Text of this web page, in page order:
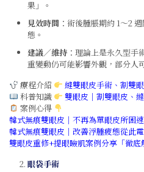
果」。
見效時間 ：術後腫脹期約 1～2
態。
建議／維持 ：理論上是永久型
重變動仍可能影響外觀，部分人
療程介紹
縫雙眼皮手術、 割雙
科普知識
雙眼皮｜割雙眼皮、
案例心得
韓式無痕雙眼皮｜不再為單眼皮所困
韓式無痕雙眼皮｜改善浮腫疲態從此
雙眼皮重修+提眼瞼肌案例分享「徹底
眼袋手術